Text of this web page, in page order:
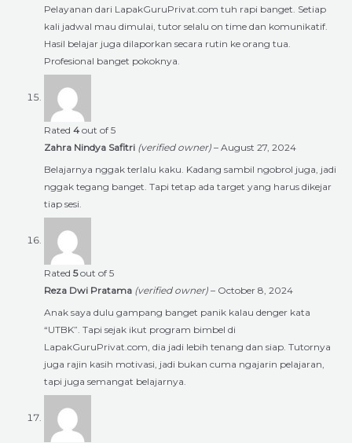
Pelayanan dari LapakGuruPrivat.com tuh rapi banget. Setiap
kali jadwal mau dimulai, tutor selalu on time dan komunikatif.
Hasil belajar juga dilaporkan secara rutin ke orang tua.
Profesional banget pokoknya.
Rated 4 out of 5
Zahra Nindya Safitri (verified owner) – August 27, 2024
Belajarnya nggak terlalu kaku. Kadang sambil ngobrol juga, jadi
nggak tegang banget. Tapi tetap ada target yang harus dikejar
tiap sesi.
Rated 5out of 5
Reza Dwi Pratama (verified owner) – October 8, 2024
Anak saya dulu gampang banget panik kalau denger kata
“UTBK”. Tapi sejak ikut program bimbel di
LapakGuruPrivat.com, dia jadi lebih tenang dan siap. Tutornya
juga rajin kasih motivasi, jadi bukan cuma ngajarin pelajaran,
tapi juga semangat belajarnya.